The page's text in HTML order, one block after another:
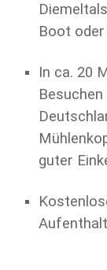
Boot oder
In ca. 20
Besuchen
guter